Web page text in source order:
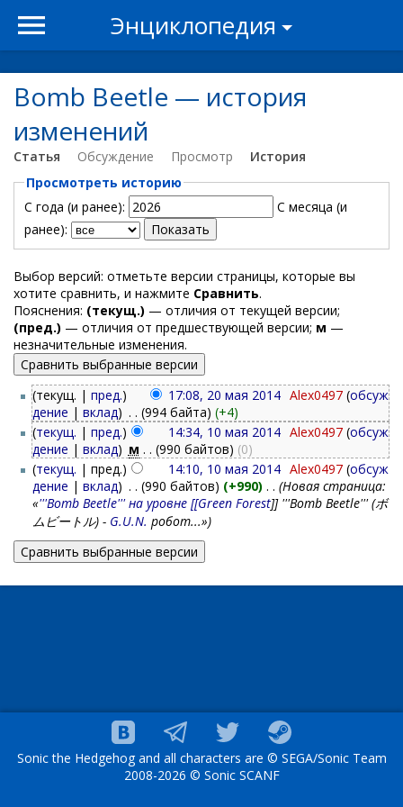
Энциклопедия
Bomb Beetle — история
изменений
Статья Обсуждение Просмотр
История
Просмотреть историю
С года (и ранее):
С месяца (и
ранее):
Выбор версий: отметьте версии страницы, которые вы
хотите сравнить, и нажмите Сравнить.
Пояснения: (текущ.) — отличия от текущей версии;
(пред.) — отличия от предшествующей версии; м —
незначительные изменения.
(текущ. | пред.) 17:08, 20 мая 2014 Alex0497 (обсуж
дение | вклад) . . (994 байта) (+4)
(текущ. | пред.) 14:34, 10 мая 2014 Alex0497 (обсуж
дение | вклад) м . . (990 байтов) (0)
(текущ. | пред.) 14:10, 10 мая 2014 Alex0497 (обсуж
дение | вклад) . . (990 байтов) (+990) . . (Новая страница:
«'''Bomb Beetle''' на уровне [[Green Forest]] '''Bomb Beetle''' (ボ
ムビートル) - G.U.N. робот...»)
Sonic the Hedgehog and all characters are © SEGA/Sonic Team
2008-2026 © Sonic SCANF